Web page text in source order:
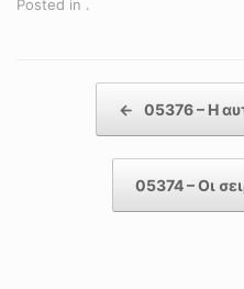
Posted in .
← 05376 – Η
05374 – Οι